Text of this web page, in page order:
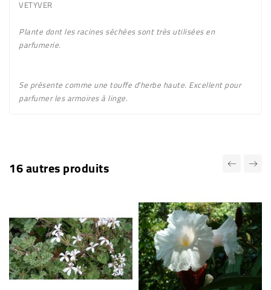
VETYVER
Plante dont les racines séchées sont très utilisées en
parfumerie.
Se présente comme une touffe d'herbe haute. Excellent pour
parfumer les armoires à linge.
16 autres produits